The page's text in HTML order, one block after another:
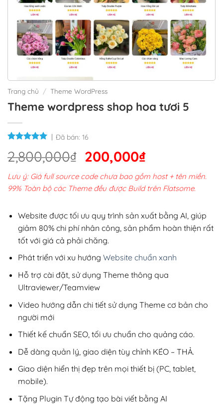
Trang chủ / Theme WordPress
Theme wordpress shop hoa tươi 5
Đã bán: 16
2,800,000₫ Giá
gốc
là:
2,800,000₫.
200,000₫Giá
hiện
tại
200,000₫.
Lưu ý: Giá full source code chưa bao gồm host + tên miền.
99% Toàn bộ các Theme đều được Build trên Flatsome.
Website được tối ưu quy trình sản xuất bằng AI, giúp
giảm 80% chi phí nhân công, sản phẩm hoàn thiện rất
tốt với giá cả phải chăng.
Phát triển với xu hướng Website chuẩn xanh
Hỗ trợ cài đặt, sử dụng Theme thông qua
Ultraviewer/Teamview
Video hướng dẫn chi tiết sử dụng Theme cơ bản cho
người mới
Thiết kế chuẩn SEO, tối ưu chuẩn cho quảng cáo.
Dễ dàng quản lý, giao diện tùy chỉnh KÉO – THẢ.
Giao diện hiển thị đẹp trên mọi thiết bị (PC, tablet,
mobile).
Tặng Plugin Tự động tạo bài viết bằng AI